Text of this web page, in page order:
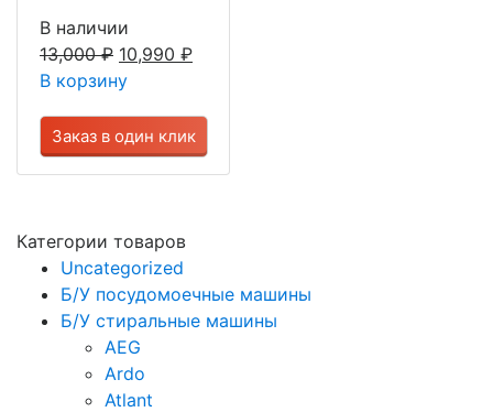
В наличии
13,000₽ 10,990 ₽
В корзину
Заказ в один клик
Категории товаров
Uncategorized
Б/У посудомоечные машины
Б/У стиральные машины
AEG
Ardo
Atlant